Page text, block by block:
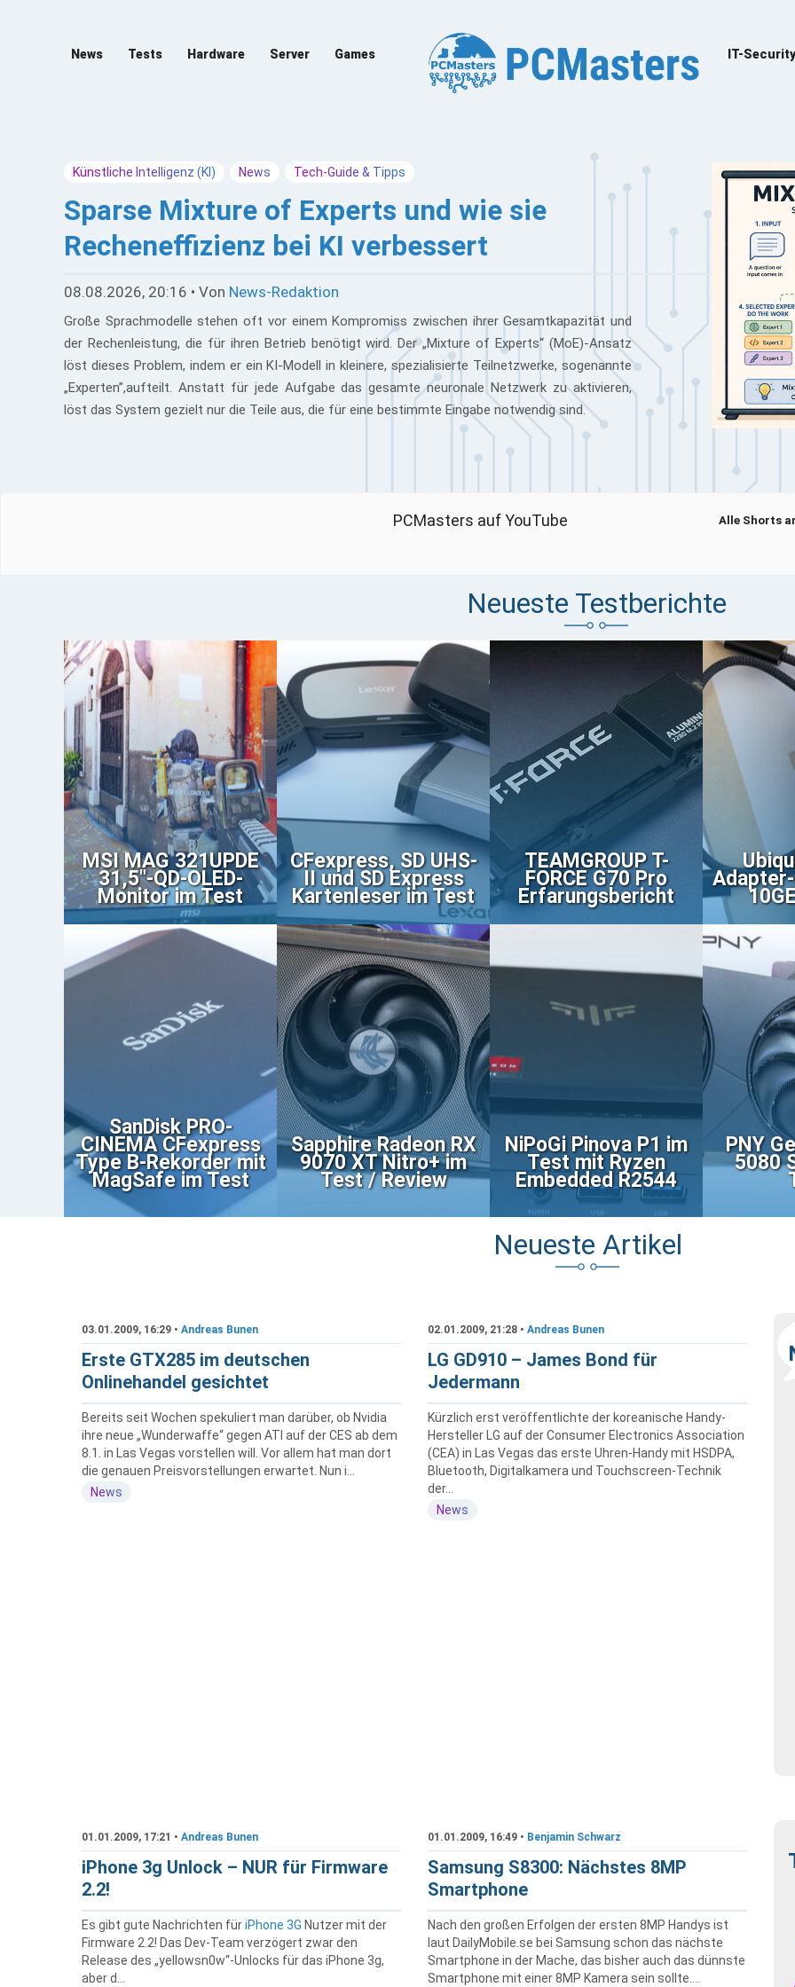
News Tests Hardware Server Games IT-Security
Künstliche Intelligenz (KI) News Tech-Guide & Tipps
Sparse Mixture of Experts und wie sie
Recheneffizienz bei KI verbessert
08.08.2026, 20:16 • Von News-Redaktion
Große Sprachmodelle stehen oft vor einem Kompromiss zwischen ihrer Gesamtkapazität und
der Rechenleistung, die für ihren Betrieb benötigt wird. Der „Mixture of Experts“ (MoE)-Ansatz
löst dieses Problem, indem er ein KI-Modell in kleinere, spezialisierte Teilnetzwerke, sogenannte
„Experten”,aufteilt. Anstatt für jede Aufgabe das gesamte neuronale Netzwerk zu aktivieren,
löst das System gezielt nur die Teile aus, die für eine bestimmte Eingabe notwendig sind.
PCMasters auf YouTube Alle Shorts
Neueste Testberichte
MSI MAG 321UPDE
31,5"-QD-OLED-
Monitor im Test
CFexpress, SD UHS-
II und SD Express
Kartenleser im Test
TEAMGROUP T-
FORCE G70 Pro
Erfarungsbericht
SanDisk PRO-
CINEMA CFexpress
Type B-Rekorder mit
MagSafe im Test
Sapphire Radeon RX
9070 XT Nitro+ im
Test / Review
NiPoGi Pinova P1 im
Test mit Ryzen
Embedded R2544
PNY
5080
Neueste Artikel
03.01.2009, 16:29 • Andreas Bunen
Erste GTX285 im deutschen
Onlinehandel gesichtet
Bereits seit Wochen spekuliert man darüber, ob Nvidia
ihre neue „Wunderwaffe“ gegen ATI auf der CES ab dem
8.1. in Las Vegas vorstellen will. Vor allem hat man dort
die genauen Preisvorstellungen erwartet. Nun i...
News
02.01.2009, 21:28 • Andreas Bunen
LG GD910 – James Bond für
Jedermann
Kürzlich erst veröffentlichte der koreanische Handy-
Hersteller LG auf der Consumer Electronics Association
(CEA) in Las Vegas das erste Uhren-Handy mit HSDPA,
Bluetooth, Digitalkamera und Touchscreen-Technik
der...
News
01.01.2009, 17:21 • Andreas Bunen
iPhone 3g Unlock – NUR für Firmware
2.2!
Es gibt gute Nachrichten füriPhone 3G Nutzer mit der
Firmware 2.2! Das Dev-Team verzögert zwar den
Release des „yellowsn0w“-Unlocks für das iPhone 3g,
aber d...
01.01.2009, 16:49 • Benjamin Schwarz
Samsung S8300: Nächstes 8MP
Smartphone
Nach den großen Erfolgen der ersten 8MP Handys ist
laut DailyMobile.se bei Samsung schon das nächste
Smartphone in der Mache, das bisher auch das dünnste
Smartphone mit einer 8MP Kamera sein sollte....